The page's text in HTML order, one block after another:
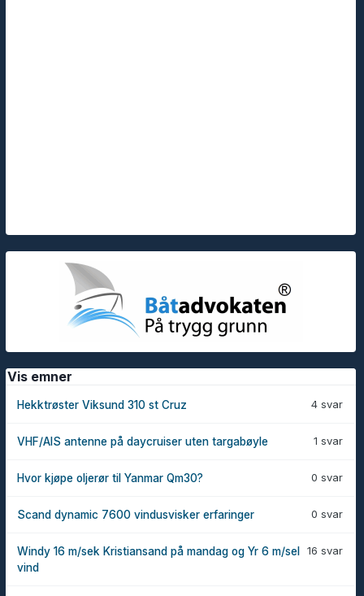
Vis emner
4 svar
Hekktrøster Viksund 310 st Cruz
1 svar
VHF/AIS antenne på daycruiser uten targabøyle
0 svar
Hvor kjøpe oljerør til Yanmar Qm30?
0 svar
Scand dynamic 7600 vindusvisker erfaringer
16 svar
Windy 16 m/sek Kristiansand på mandag og Yr 6 m/sel
vind